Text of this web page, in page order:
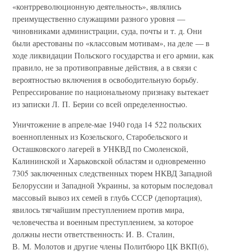
«контрреволюционную деятельность», являлись
преимущественно служащими разного уровня —
чиновниками администрации, суда, почты и т. д. Они
были арестованы по «классовым мотивам», на деле — в
ходе ликвидации Польского государства и его армии, как
правило, не за противоправные действия, а в связи с
вероятностью включения в освободительную борьбу.
Репрессирование по национальному признаку вытекает
из записки Л. П. Берии со всей определенностью.
Уничтожение в апреле-мае 1940 года 14 522 польских
военнопленных из Козельского, Старобельского и
Осташковского лагерей в УНКВД по Смоленской,
Калининской и Харьковской областям и одновременно
7305 заключенных следственных тюрем НКВД Западной
Белоруссии и Западной Украины, за которым последовал
массовый вывоз их семей в глубь СССР (депортация),
явилось тягчайшим преступлением против мира,
человечества и военным преступлением, за которое
должны нести ответственность: И. В. Сталин,
В. М. Молотов и другие члены Политбюро ЦК ВКП(б),